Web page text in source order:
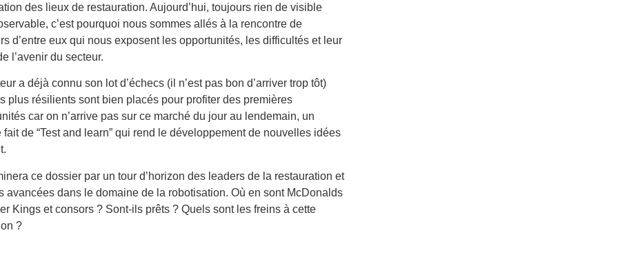
des lieux de restauration. Aujourd’hui, toujours rien de visible
c’est pourquoi nous sommes allés à la rencontre de
d’entre eux qui nous exposent les opportunités, les difficultés et leur
l’avenir du secteur.
a déjà connu son lot d’échecs (il n’est pas bon d’arriver trop tôt)
plus résilients sont bien placés pour profiter des premières
car on n’arrive pas sur ce marché du jour au lendemain, un
fait de “Test and learn” qui rend le développement de nouvelles idées
ce dossier par un tour d’horizon des leaders de la restauration et
avancées dans le domaine de la robotisation. Où en sont McDonalds
Kings et consors ? Sont-ils prêts ? Quels sont les freins à cette
?